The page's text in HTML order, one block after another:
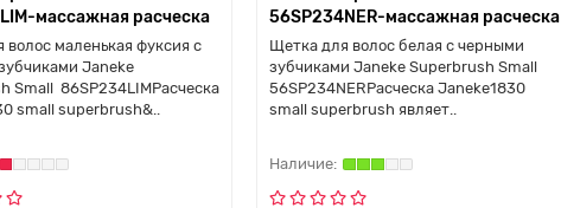
массажная расческа
волос маленькая фуксия с
Janeke
Small 86SP234LIMРасческа
small superbrush&..
56SP234NER-массажная расческа
Щетка для волос белая с черными
зубчиками Janeke Superbrush Small
56SP234NERРасческа Janeke1830
small superbrush являет..